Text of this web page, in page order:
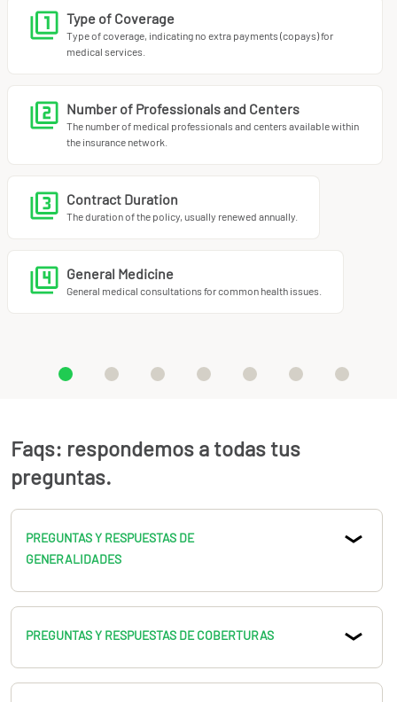
Type of Coverage
Type of coverage, indicating no extra payments (copays) for
medical services.
Number of Professionals and Centers
The number of medical professionals and centers available within
the insurance network.
Contract Duration
The duration of the policy, usually renewed annually.
General Medicine
General medical consultations for common health issues.
Faqs: respondemos a todas tus
preguntas.
PREGUNTAS Y RESPUESTAS DE
GENERALIDADES
PREGUNTAS Y RESPUESTAS DE COBERTURAS